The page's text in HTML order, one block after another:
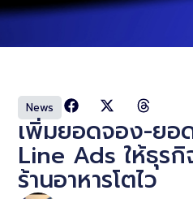
News
เพิ่มยอดจอง-ยอ
Line Ads ให้ธุรกิ
ร้านอาหารโตไว